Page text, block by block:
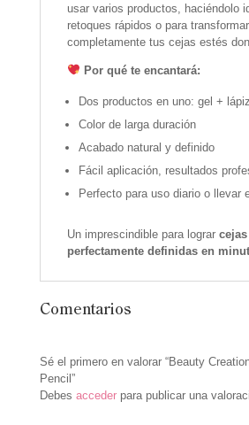
usar varios productos, haciéndolo
retoques rápidos o para transformar
completamente tus cejas estés
Por qué te encantará:
Dos productos en uno: gel + lápiz
Color de larga duración
Acabado natural y definido
Fácil aplicación, resultados
Perfecto para uso diario o llevar
Un imprescindible para lograr
perfectamente definidas en
Comentarios
Sé el primero en valorar “Beauty
Pencil”
Debes accederpara publicar una